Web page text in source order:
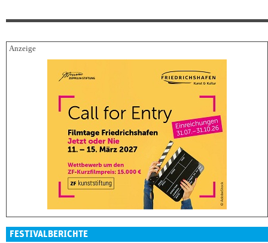
FESTIVALBERICHTE
Filmfest München – Neues deutsches Kino